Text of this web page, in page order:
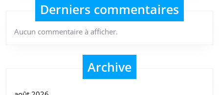
Derniers commentaires
Aucun commentaire à afficher.
Archive